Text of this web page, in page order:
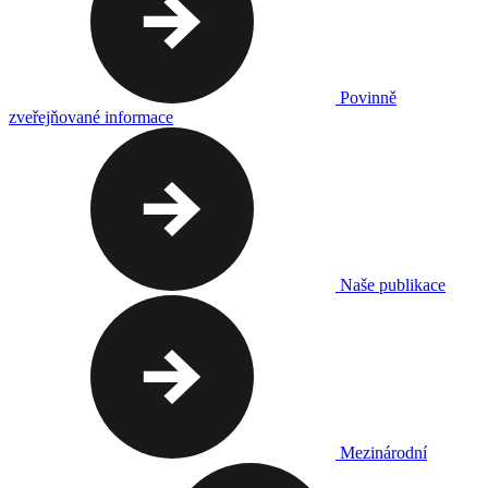
Povinně
zveřejňované informace
Naše publikace
Mezinárodní